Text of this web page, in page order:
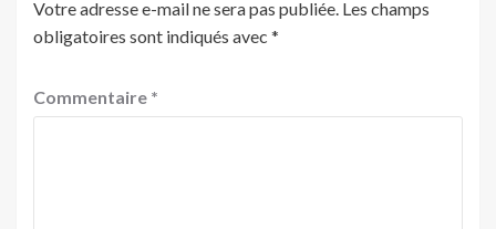
Votre adresse e-mail ne sera pas publiée. Les champs
obligatoires sont indiqués avec *
Commentaire *